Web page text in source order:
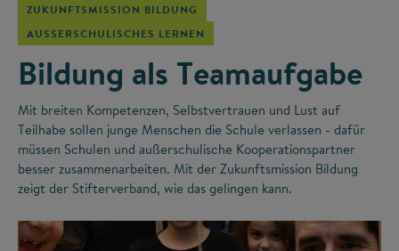
ZUKUNFTSMISSION BILDUNG
AUSSERSCHULISCHES LERNEN
Bildung als Teamaufgabe
Mit breiten Kompetenzen, Selbstvertrauen und Lust auf
Teilhabe sollen junge Menschen die Schule verlassen - dafür
müssen Schulen und außerschulische Kooperationspartner
besser zusammenarbeiten. Mit der Zukunftsmission Bildung
zeigt der Stifterverband, wie das gelingen kann.